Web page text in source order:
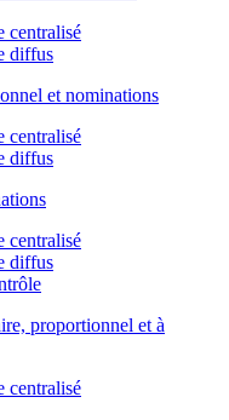
centralisé
diffus
et nominations
centralisé
diffus
centralisé
diffus
proportionnel et à
centralisé